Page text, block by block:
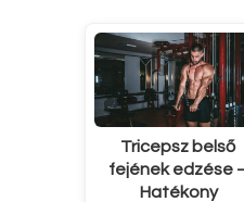
Tricepsz belső
fejének edzése
Hatékony